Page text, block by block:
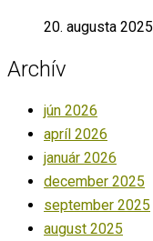
20. augusta 2025
Archív
jún 2026
apríl 2026
január 2026
december 2025
september 2025
august 2025